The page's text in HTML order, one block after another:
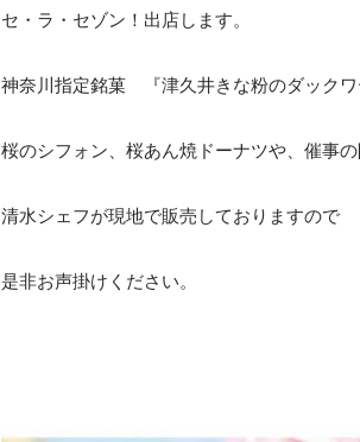
セ・ラ・セゾン！出店します。
神奈川指定銘菓 『津久井きな粉のダックワ
桜のシフォン、桜あん焼ドーナツや、催事の
清水シェフが現地で販売しておりますので
是非お声掛けください。